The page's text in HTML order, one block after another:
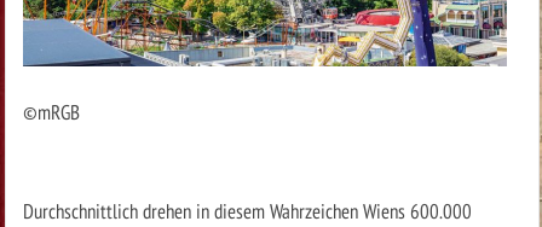
©mRGB
Durchschnittlich drehen in diesem Wahrzeichen Wiens 600.000